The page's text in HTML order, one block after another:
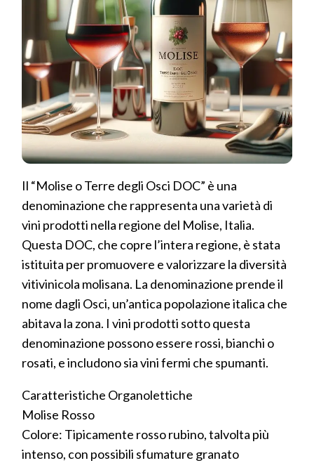
Il “Molise o Terre degli Osci DOC” è una
denominazione che rappresenta una varietà di
vini prodotti nella regione del Molise, Italia.
Questa DOC, che copre l’intera regione, è stata
istituita per promuovere e valorizzare la diversità
vitivinicola molisana. La denominazione prende il
nome dagli Osci, un’antica popolazione italica che
abitava la zona. I vini prodotti sotto questa
denominazione possono essere rossi, bianchi o
rosati, e includono sia vini fermi che spumanti.
Caratteristiche Organolettiche
Molise Rosso
Colore: Tipicamente rosso rubino, talvolta più
intenso, con possibili sfumature granato